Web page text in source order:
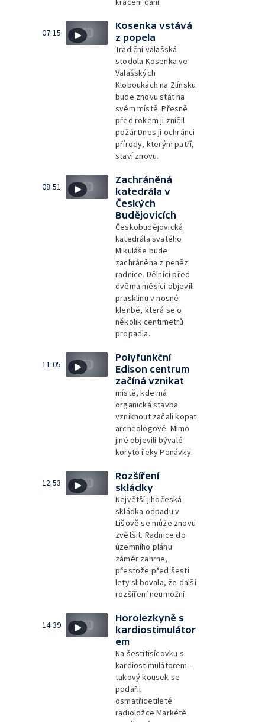
07:15
Kosenka vstává
z popela
Tradiční valašská
stodola Kosenka ve
Valašských
Kloboukách na Zlínsku
bude znovu stát na
svém místě. Přesně
před rokem ji zničil
požár.Dnes ji ochránci
přírody, kterým patří,
staví znovu.
08:51
Zachráněná
katedrála v
Českých
Budějovicích
Českobudějovická
katedrála svatého
Mikuláše bude
zachráněna z peněz
radnice. Dělníci před
dvěma měsíci objevili
prasklinu v nosné
klenbě, která se o
několik centimetrů
propadla.
11:05
Polyfunkční
Edison centrum
začíná vznikat
místě, kde má
organická stavba
vzniknout začali kopat
archeologové. Mimo
jiné objevili bývalé
koryto řeky Ponávky.
12:53
Rozšíření
skládky
Největší jihočeská
skládka odpadu v
Lišově se může znovu
zvětšit. Radnice do
územního plánu
záměr zahrne,
přestože před šesti
lety slibovala, že další
rozšíření neumožní.
14:39
Horolezkyně s
kardiostimulátor
em
Na šestitisícovku s
kardiostimulátorem –
takový kousek se
podařil
osmatřicetileté
radioložce Markétě